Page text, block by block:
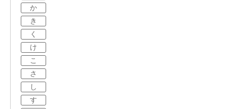
か
き
く
け
こ
さ
し
す